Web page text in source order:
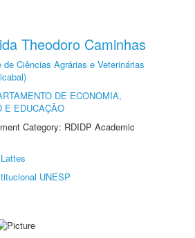
Theodoro Caminhas
de Ciências Agrárias e Veterinárias
DE ECONOMIA,
E EDUCAÇÃO
Category: RDIDP Academic
UNESP